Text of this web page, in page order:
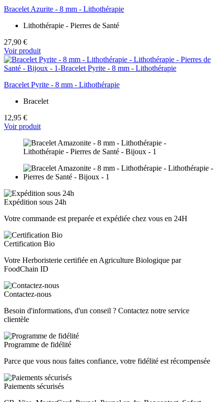
Bracelet Azurite - 8 mm - Lithothérapie
Lithothérapie - Pierres de Santé
27,90 €
Voir produit
Bracelet Pyrite - 8 mm - Lithothérapie
Bracelet
12,95 €
Voir produit
Expédition sous 24h
Votre commande est preparée et expédiée chez vous en 24H
Certification Bio
Votre Herboristerie certifiée en Agriculture Biologique par
FoodChain ID
Contactez-nous
Besoin d'informations, d'un conseil ? Contactez notre service
clientèle
Programme de fidélité
Parce que vous nous faites confiance, votre fidélité est récompensée
Paiements sécurisés